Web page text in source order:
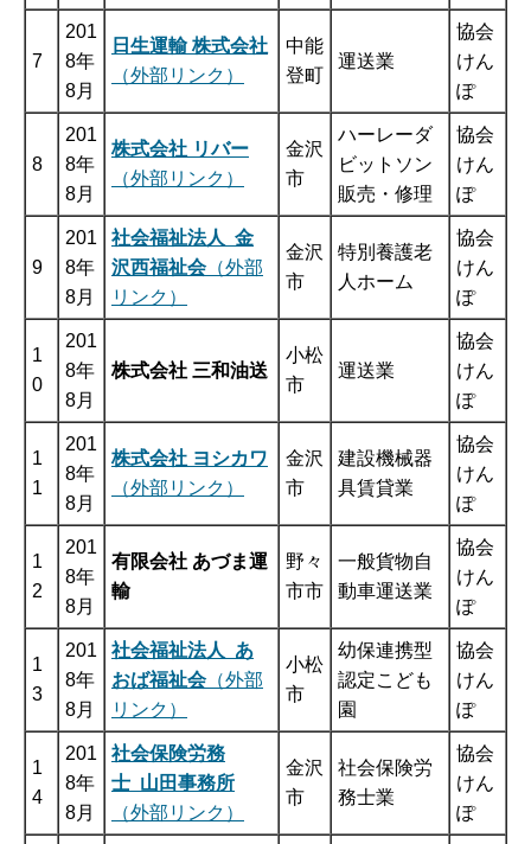
7
201
8年
8月
日生運輸 株式会社
（外部リンク）
中能
登町
運送業
協会
けん
ぽ
8
201
8年
8月
株式会社 リバー
（外部リンク）
金沢
市
ハーレーダ
ビットソン
販売・修理
協会
けん
ぽ
9
201
8年
8月
社会福祉法人 金
沢西福祉会（外部
リンク）
金沢
市
特別養護老
人ホーム
協会
けん
ぽ
1
0
201
8年
8月
株式会社 三和油送
小松
市
運送業
協会
けん
ぽ
1
1
201
8年
8月
株式会社 ヨシカワ
（外部リンク）
金沢
市
建設機械器
具賃貸業
協会
けん
ぽ
1
2
201
8年
8月
有限会社 あづま運
輸
野々
市市
一般貨物自
動車運送業
協会
けん
ぽ
1
3
201
8年
8月
社会福祉法人 あ
おば福祉会（外部
リンク）
小松
市
幼保連携型
認定こども
園
協会
けん
ぽ
1
4
201
8年
8月
社会保険労務
士 山田事務所
（外部リンク）
金沢
市
社会保険労
務士業
協会
けん
ぽ